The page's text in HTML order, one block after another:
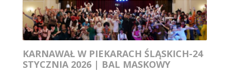
KARNAWAŁ W PIEKARACH ŚLĄSKICH-24
STYCZNIA 2026 | BAL MASKOWY